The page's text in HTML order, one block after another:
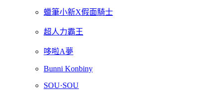
蠟筆小新X假面騎士
超人力霸王
哆啦A夢
Bunni Konbiny
SOU·SOU